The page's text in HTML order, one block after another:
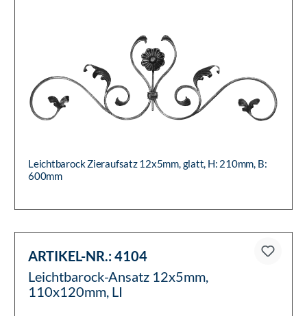
Leichtbarock Zieraufsatz 12x5mm, glatt, H: 210mm, B:
600mm
ARTIKEL-NR.:4104
Leichtbarock-Ansatz 12x5mm,
110x120mm, LI